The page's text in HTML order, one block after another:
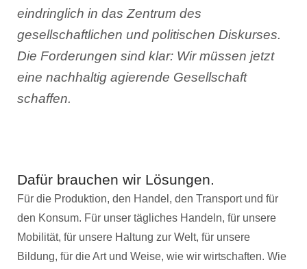
eindringlich in das Zentrum des
gesellschaftlichen und politischen Diskurses.
Die Forderungen sind klar: Wir müssen jetzt
eine nachhaltig agierende Gesellschaft
schaffen.
Dafür brauchen wir Lösungen.
Für die Produktion, den Handel, den Transport und für
den Konsum. Für unser tägliches Handeln, für unsere
Mobilität, für unsere Haltung zur Welt, für unsere
Bildung, für die Art und Weise, wie wir wirtschaften. Wie